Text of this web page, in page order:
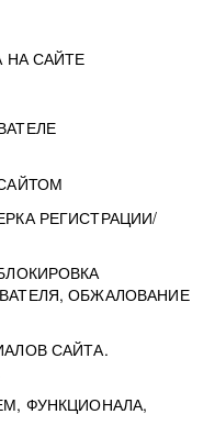
НА САЙТЕ
РЕГИСТРАЦИИ/
ОБЖАЛОВАНИЕ
САЙТА.
ФУНКЦИОНАЛА,